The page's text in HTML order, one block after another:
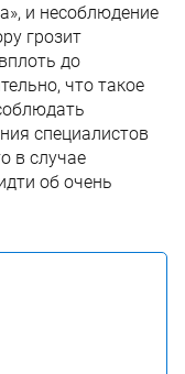
и несоблюдение
грозит
до
что такое
специалистов
в случае
об очень